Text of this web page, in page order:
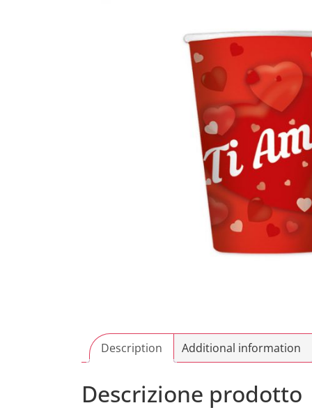
Description Additional information
Descrizione prodotto